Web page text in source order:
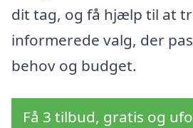
dit tag, og få hjælp til at
informerede valg, der
behov og budget.
Få 3 tilbud, gratis og